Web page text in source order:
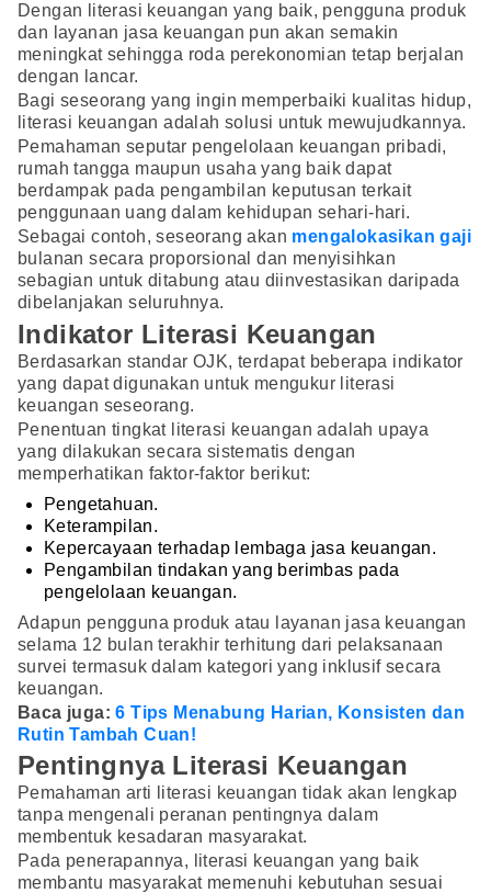
Dengan literasi keuangan yang baik, pengguna produk
dan layanan jasa keuangan pun akan semakin
meningkat sehingga roda perekonomian tetap berjalan
dengan lancar.
Bagi seseorang yang ingin memperbaiki kualitas hidup,
literasi keuangan adalah solusi untuk mewujudkannya.
Pemahaman seputar pengelolaan keuangan pribadi,
rumah tangga maupun usaha yang baik dapat
berdampak pada pengambilan keputusan terkait
penggunaan uang dalam kehidupan sehari-hari.
Sebagai contoh, seseorang akan mengalokasikan gaji
bulanan secara proporsional dan menyisihkan
sebagian untuk ditabung atau diinvestasikan daripada
dibelanjakan seluruhnya.
Indikator Literasi Keuangan
Berdasarkan standar OJK, terdapat beberapa indikator
yang dapat digunakan untuk mengukur literasi
keuangan seseorang.
Penentuan tingkat literasi keuangan adalah upaya
yang dilakukan secara sistematis dengan
memperhatikan faktor-faktor berikut:
Pengetahuan.
Keterampilan.
Kepercayaan terhadap lembaga jasa keuangan.
Pengambilan tindakan yang berimbas pada
pengelolaan keuangan.
Adapun pengguna produk atau layanan jasa keuangan
selama 12 bulan terakhir terhitung dari pelaksanaan
survei termasuk dalam kategori yang inklusif secara
keuangan.
Baca juga:6 Tips Menabung Harian, Konsisten dan
Rutin Tambah Cuan!
Pentingnya Literasi Keuangan
Pemahaman arti literasi keuangan tidak akan lengkap
tanpa mengenali peranan pentingnya dalam
membentuk kesadaran masyarakat.
Pada penerapannya, literasi keuangan yang baik
membantu masyarakat memenuhi kebutuhan sesuai